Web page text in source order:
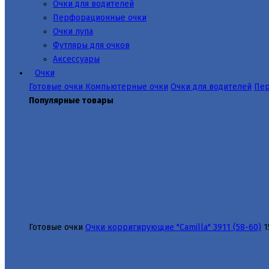
Очки для водителей
Перфорационные очки
Очки лупа
Футляры для очков
Аксессуары
Очки
Готовые очки Компьютерные очки Очки для водителей
Популярные товары
Готовые очки Очки корригирующие "Camilla" 3911 (58-60)